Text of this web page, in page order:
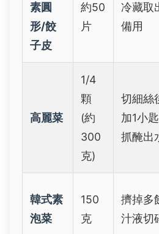
素圓
形/餃
子皮
約50
片
冷藏取
備用
高麗菜
1/4
顆
(約
300
克)
切細絲
加1小
抓醃出
韓式素
泡菜
150
克
擠掉多
汁液切